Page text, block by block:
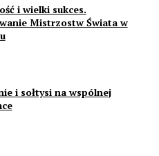
i wielki sukces.
Mistrzostw Świata w
i sołtysi na wspólnej